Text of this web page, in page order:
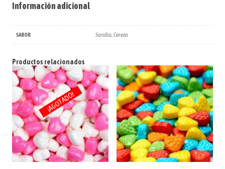
Información adicional
SABOR Sandía, Cereza
Productos relacionados
¡AGOTADO!